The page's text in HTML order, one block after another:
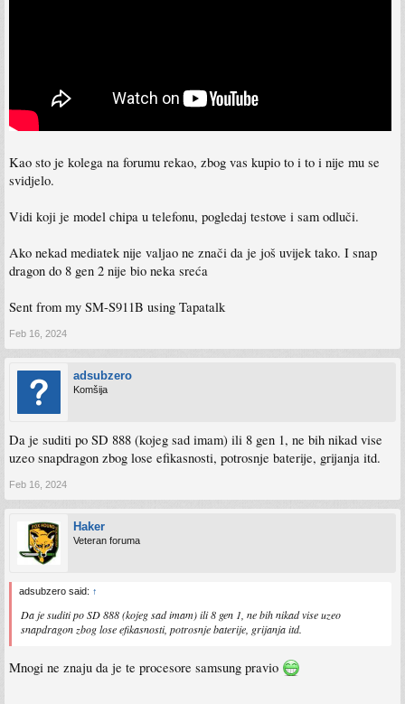
Kao sto je kolega na forumu rekao, zbog vas kupio to i to i nije mu se
svidjelo.
Vidi koji je model chipa u telefonu, pogledaj testove i sam odluči.
Ako nekad mediatek nije valjao ne znači da je još uvijek tako. I snap
dragon do 8 gen 2 nije bio neka sreća
Sent from my SM-S911B using Tapatalk
Feb 16, 2024
adsubzero
Komšija
Da je suditi po SD 888 (kojeg sad imam) ili 8 gen 1, ne bih nikad vise
uzeo snapdragon zbog lose efikasnosti, potrosnje baterije, grijanja itd.
Feb 16, 2024
Haker
Veteran foruma
adsubzero said: ↑
Da je suditi po SD 888 (kojeg sad imam) ili 8 gen 1, ne bih nikad vise uzeo
snapdragon zbog lose efikasnosti, potrosnje baterije, grijanja itd.
Mnogi ne znaju da je te procesore samsung pravio